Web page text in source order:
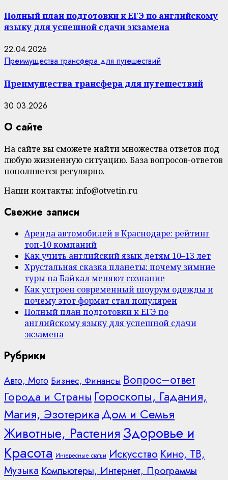
Полный план подготовки к ЕГЭ по английскому
языку для успешной сдачи экзамена
22.04.2026
Преимущества трансфера для путешествий
Преимущества трансфера для путешествий
30.03.2026
О сайте
На сайте вы сможете найти множества ответов под
любую жизненную ситуацию. База вопросов-ответов
пополняется регулярно.
Наши контакты: info@otvetin.ru
Свежие записи
Аренда автомобилей в Краснодаре: рейтинг
топ-10 компаний
Как учить английский язык детям 10–13 лет
Хрустальная сказка планеты: почему зимние
туры на Байкал меняют сознание
Как устроен современный шоурум одежды и
почему этот формат стал популярен
Полный план подготовки к ЕГЭ по
английскому языку для успешной сдачи
экзамена
Рубрики
Авто, МотоБизнес, Финансы Вопрос–ответ
Города и Страны Гороскопы, Гадания,
Магия, Эзотерика Дом и Семья
Животные, Растения Здоровье и
Красота Интересные статьи Искусство Кино, ТВ,
Музыка Компьютеры, Интернет, Программы